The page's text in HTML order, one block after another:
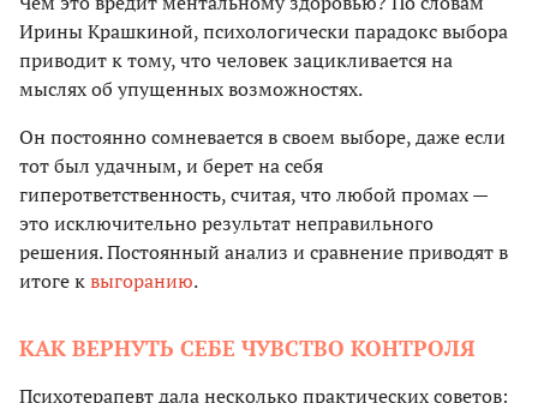
Ирины Крашкиной, психологически парадокс выбора
приводит к тому, что человек зацикливается на
мыслях об упущенных возможностях.
Он постоянно сомневается в своем выборе, даже если
тот был удачным, и берет на себя
гиперответственность, считая, что любой промах —
это исключительно результат неправильного
решения. Постоянный анализ и сравнение приводят в
итоге квыгоранию.
КАК ВЕРНУТЬ СЕБЕ ЧУВСТВО КОНТРОЛЯ
Психотерапевт дала несколько практических советов: